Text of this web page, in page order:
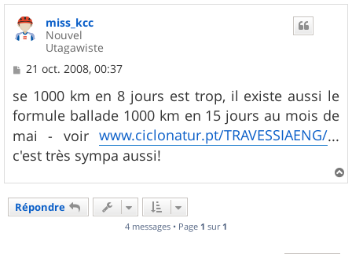
miss_kcc
Nouvel
Utagawiste
M
s
s
a
g
e
21 oct. 2008, 00:37
se 1000 km en 8 jours est trop, il existe aussi le
formule ballade 1000 km en 15 jours au mois de
mai - voir www.ciclonatur.pt/TRAVESSIAENG/...
c'est très sympa aussi!
a
Répondre
4 messages • Page 1 sur 1